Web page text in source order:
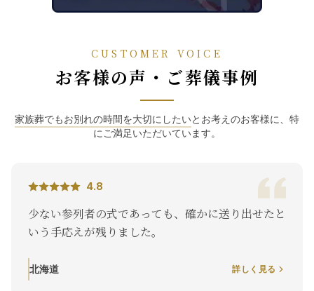
CUSTOMER VOICE
お客様の声・ご葬儀事例
家族葬でもお別れの時間を大切にしたいとお考えのお客様に、特
にご満足いただいています。
4.8
少ない参列者の式であっても、確かに送り出せたと
いう手応えが残りました。
北海道 詳しく見る